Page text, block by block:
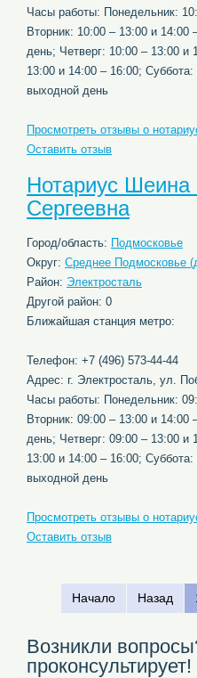
Часы работы: Понедельник:
Вторник: 10:00 – 13:00 и
день; Четверг: 10:00 – 13:00 и
13:00 и 14:00 – 16:00;
выходной день
Просмотреть отзывы о
Оставить отзыв
Нотариус Шеина
Сергеевна
Город/область: Подмосковье
Округ: Среднее Подмосковье
Район: Электросталь
Другой район: 0
Ближайшая станция метро:
Телефон: +7 (496) 573-44-44
Адрес: г. Электросталь, ул.
Часы работы: Понедельник:
Вторник: 09:00 – 13:00 и
день; Четверг: 09:00 – 13:00 и
13:00 и 14:00 – 16:00;
выходной день
Просмотреть отзывы о
Оставить отзыв
Начало Назад
Возникли
проконсультирует!